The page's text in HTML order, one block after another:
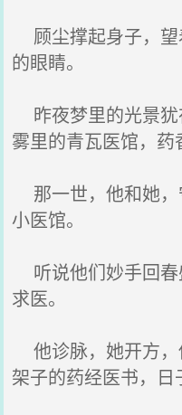
顾尘撑起身子，望
的眼睛。
昨夜梦里的光景犹
雾里的青瓦医馆，药
那一世，他和她，
小医馆。
听说他们妙手回春
求医。
他诊脉，她开方，
架子的药经医书，日